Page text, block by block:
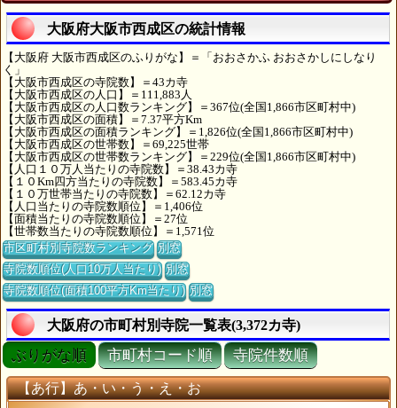
大阪府大阪市西成区の統計情報
【大阪府 大阪市西成区のふりがな】＝「おおさかふ おおさかしにしなり
く」
【大阪市西成区の寺院数】＝43カ寺
【大阪市西成区の人口】＝111,883人
【大阪市西成区の人口数ランキング】＝367位(全国1,866市区町村中)
【大阪市西成区の面積】＝7.37平方Km
【大阪市西成区の面積ランキング】＝1,826位(全国1,866市区町村中)
【大阪市西成区の世帯数】＝69,225世帯
【大阪市西成区の世帯数ランキング】＝229位(全国1,866市区町村中)
【人口１０万人当たりの寺院数】＝38.43カ寺
【１０Km四方当たりの寺院数】＝583.45カ寺
【１０万世帯当たりの寺院数】＝62.12カ寺
【人口当たりの寺院数順位】＝1,406位
【面積当たりの寺院数順位】＝27位
【世帯数当たりの寺院数順位】＝1,571位
市区町村別寺院数ランキング 別窓
寺院数順位(人口10万人当たり) 別窓
寺院数順位(面積100平方Km当たり) 別窓
大阪府の市町村別寺院一覧表(3,372カ寺)
ぶりがな順 市町村コード順 寺院件数順
【あ行】あ・い・う・え・お